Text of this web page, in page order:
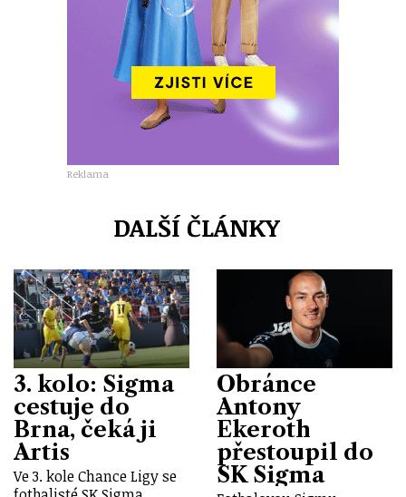
Reklama
DALŠÍ ČLÁNKY
3. kolo: Sigma
cestuje do
Brna, čeká ji
Artis
Ve 3. kole Chance Ligy se
Obránce
Antony
Ekeroth
přestoupil do
SK Sigma